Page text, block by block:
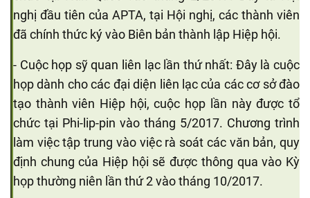
nghị đầu tiên của APTA, tại Hội nghị, các thành viên
đã chính thức ký vào Biên bản thành lập Hiệp hội.
- Cuộc họp sỹ quan liên lạc lần thứ nhất: Đây là cuộc
họp dành cho các đại diện liên lạc của các cơ sở đào
tạo thành viên Hiệp hội, cuộc họp lần này được tổ
chức tại Phi-lip-pin vào tháng 5/2017. Chương trình
làm việc tập trung vào việc rà soát các văn bản, quy
định chung của Hiệp hội sẽ được thông qua vào Kỳ
họp thường niên lần thứ 2 vào tháng 10/2017.